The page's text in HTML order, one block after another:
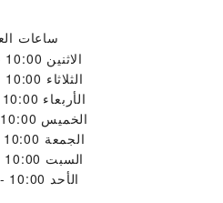
ساعات
الاثنين 10:00 - 10:00
الثلاثاء 10:00 - 10:00
الأربعاء 10:00 - 10:00
الخميس 10:00 - 10:00
الجمعة 10:00 - 10:00
السبت 10:00 - 10:00
الأحد 10:00 - 10:00